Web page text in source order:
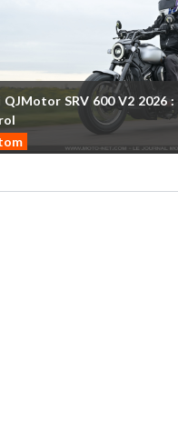
QJMotor SRV 600 V2 2026 :